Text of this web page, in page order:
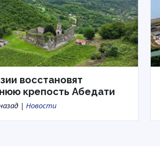
восстановят
крепость Абедати
| Новости